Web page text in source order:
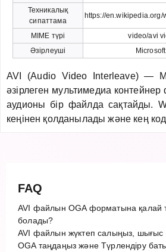
Техникалық
сипаттама
https://
MIME түрі
video/avi
Әзірлеуші
AVI (Audio Video Interleave) —
әзірлеген мультимедиа
аудионы бір файлда сақтайды.
кеңінен қолданылады және кең
FAQ
AVI файлын OGA форматына қалай
болады?
AVI файлын жүктеп салыңыз, шығыс
OGA таңдаңыз және Түрлендіру